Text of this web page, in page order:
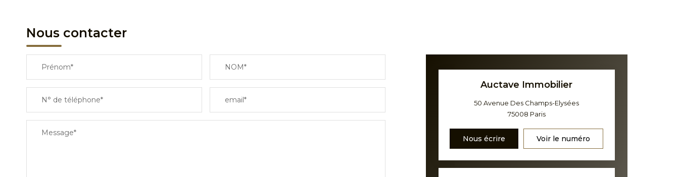
Nous contacter
Prénom* NOM*
N° de téléphone* email*
Message*
Auctave Immobilier
50 Avenue Des Champs-Elysées
75008 Paris
Nous écrire Voir le numéro